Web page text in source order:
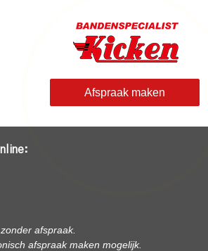
Afspraak maken
afspraak.
afspraak maken mogelijk.